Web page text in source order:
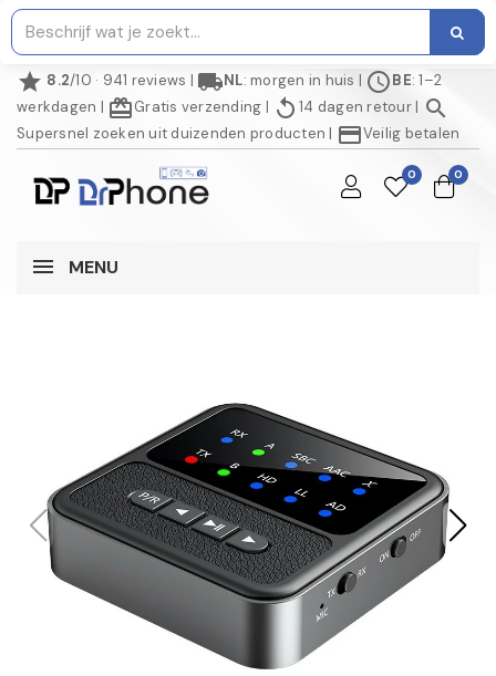
star 8.2/10 · 941 reviews | local_shippingNL: morgen in huis | scheduleBE: 1–2
werkdagen | redeemGratis verzending | replay 14 dagen retour| search
Supersnel zoeken uit duizenden producten | credit_cardVeilig betalen
0 0
MENU